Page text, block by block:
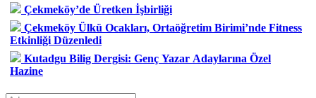
Çekmeköy’de Üretken İşbirliği
Çekmeköy Ülkü Ocakları, Ortaöğretim Birimi’nde Fitness
Etkinliği Düzenledi
Kutadgu Bilig Dergisi: Genç Yazar Adaylarına Özel
Hazine